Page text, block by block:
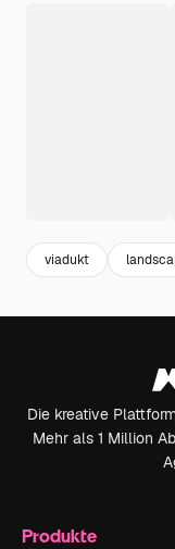
viadukt
Die kreative
Mehr als 1 Million
Produkte